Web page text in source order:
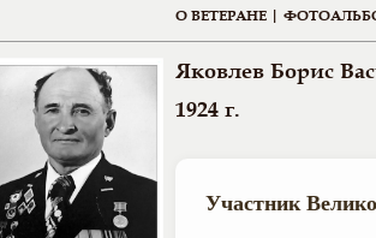
О ВЕТЕРАНЕ |
Яковлев Борис
1924 г.
Участник